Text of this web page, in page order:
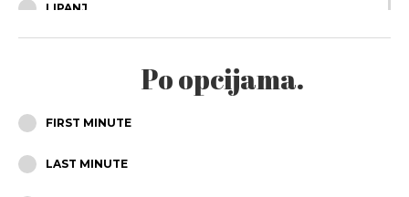
LIPANJ
RUJAN
LISTOPAD
Po opcijama.
FIRST MINUTE
LAST MINUTE